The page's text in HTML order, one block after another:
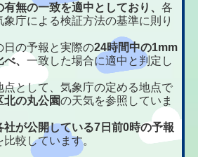
有無の一致を適中としており、各
庁による検証方法の基準に則り
の予報と実際の24時間中の1mm
べ、一致した場合に適中と判定し
として、気象庁の定める地点で
北の丸公園の天気を参照していま
社が公開している7日前0時の予報
較しています。